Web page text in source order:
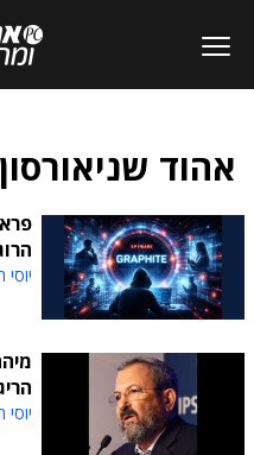
אהוד שניאורסון
יוסי
יוסי